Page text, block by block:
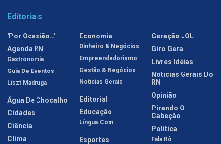
Editoriais
'Por Ocasião…'
Agenda RN
Gastronomia
Guia De Eventos
Liszt Madruga
Água De Chocalho
Cidades
Ciência
Clima
Economia
Dinheiro & Negócios
Empreendedorismo
Gestão & Negócios
Notícias Gerais
Editorial
Educação
Língua.com
Esportes
Geração JOL
Giro Geral
Livres Idéias
Notícias Gerais Do
RN
Opinião
Pirando O
Cabeção
Política
Fala Rô